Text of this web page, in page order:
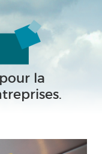
la